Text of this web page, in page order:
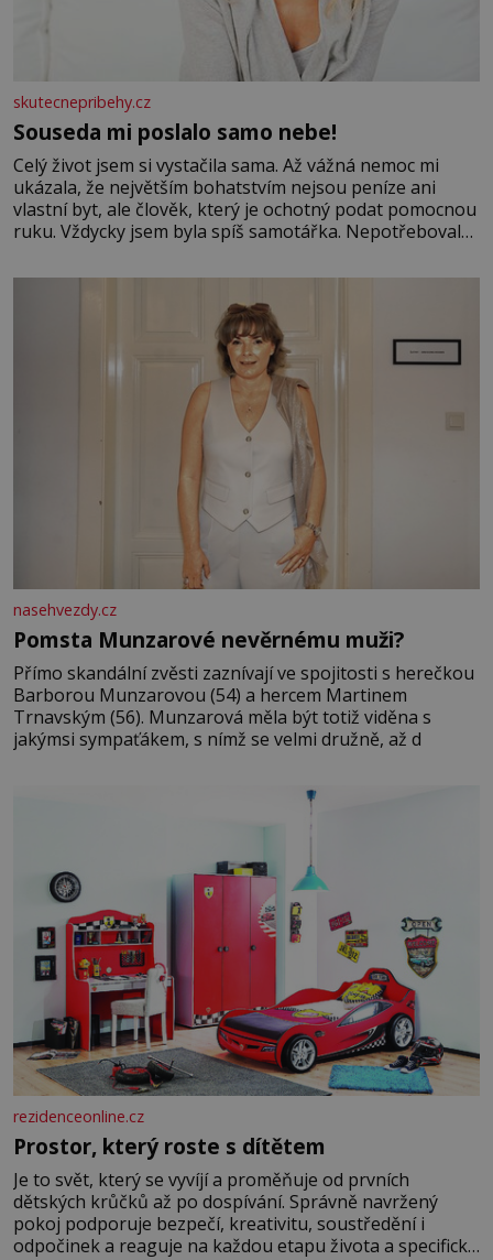
skutecnepribehy.cz
Souseda mi poslalo samo nebe!
Celý život jsem si vystačila sama. Až vážná nemoc mi
ukázala, že největším bohatstvím nejsou peníze ani
vlastní byt, ale člověk, který je ochotný podat pomocnou
ruku. Vždycky jsem byla spíš samotářka. Nepotřebovala
mi knihy, práce a hlavně klid. Hned po studiích jsem
nasehvezdy.cz
Pomsta Munzarové nevěrnému muži?
Přímo skandální zvěsti zaznívají ve spojitosti s herečkou
Barborou Munzarovou (54) a hercem Martinem
Trnavským (56). Munzarová měla být totiž viděna s
jakýmsi sympaťákem, s nímž se velmi družně, až d
rezidenceonline.cz
Prostor, který roste s dítětem
Je to svět, který se vyvíjí a proměňuje od prvních
dětských krůčků až po dospívání. Správně navržený
pokoj podporuje bezpečí, kreativitu, soustředění i
odpočinek a reaguje na každou etapu života a specifické